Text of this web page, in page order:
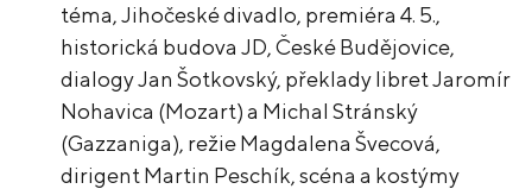
téma, Jihočeské divadlo, premiéra 4. 5.,
historická budova JD, České Budějovice,
dialogy Jan Šotkovský, překlady libret Jaromír
Nohavica (Mozart) a Michal Stránský
(Gazzaniga), režie Magdalena Švecová,
dirigent Martin Peschík, scéna a kostýmy